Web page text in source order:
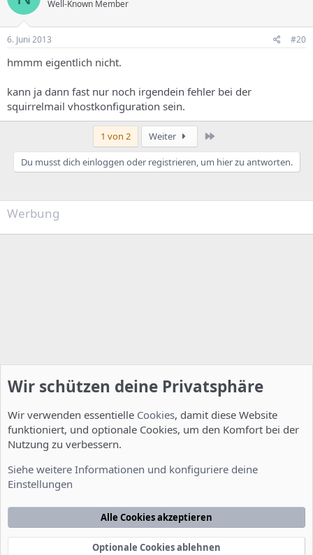
Well-Known Member
6. Juni 2013 #20
hmmm eigentlich nicht.
kann ja dann fast nur noch irgendein fehler bei der
squirrelmail vhostkonfiguration sein.
1 von 2 Weiter
Du musst dich einloggen oder registrieren, um hier zu antworten.
Werbung
Nutzungsbedingungen Datenschutzerklärung
Startseite
Community platform by XenForo® © 2010-2022 XenForo Ltd.
Wir schützen deine Privatsphäre
Wir verwenden essentielle Cookies, damit diese Website
funktioniert, und optionale Cookies, um den Komfort bei der
Nutzung zu verbessern.
Siehe weitere Informationen und konfiguriere deine
Einstellungen
Alle Cookies akzeptieren
Optionale Cookies ablehnen